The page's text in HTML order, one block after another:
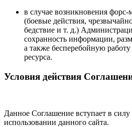
в случае возникновения
(боевые действия,
бедствие и т. д.)
сохранность информации,
а также бесперебойную
ресурса.
Условия действия
Данное Соглашение вступает в
использовании данного сайта.